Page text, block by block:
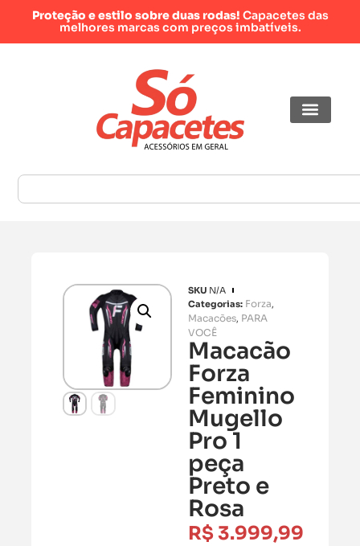
Proteção e estilo sobre duas rodas! Capacetes das
melhores marcas com preços imbatíveis.
SKU N/A
Categorias: Forza,
Macacões, PARA
VOCÊ
Macacão
Forza
Feminino
Mugello
Pro 1
peça
Preto e
Rosa
R$3.999,99